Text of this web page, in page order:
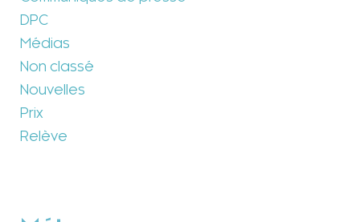
DPC
Médias
Non classé
Nouvelles
Prix
Relève